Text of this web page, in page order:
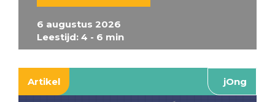
6 augustus 2026
Leestijd: 4 - 6 min
Artikel jOng